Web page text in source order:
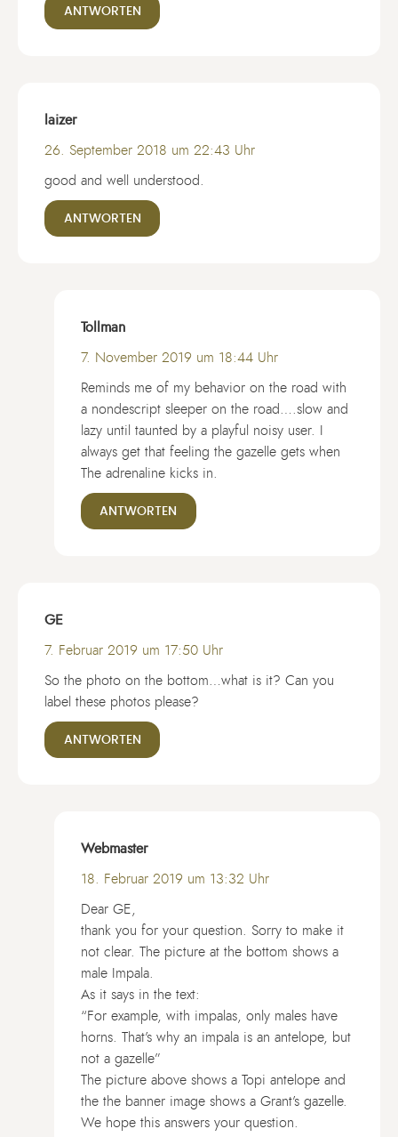
ANTWORTEN
laizer
26. September 2018 um 22:43 Uhr
good and well understood.
ANTWORTEN
Tollman
7. November 2019 um 18:44 Uhr
Reminds me of my behavior on the road with
a nondescript sleeper on the road….slow and
lazy until taunted by a playful noisy user. I
always get that feeling the gazelle gets when
The adrenaline kicks in.
ANTWORTEN
GE
7. Februar 2019 um 17:50 Uhr
So the photo on the bottom…what is it? Can you
label these photos please?
ANTWORTEN
Webmaster
18. Februar 2019 um 13:32 Uhr
Dear GE,
thank you for your question. Sorry to make it
not clear. The picture at the bottom shows a
male Impala.
As it says in the text:
“For example, with impalas, only males have
horns. That’s why an impala is an antelope, but
not a gazelle”
The picture above shows a Topi antelope and
the the banner image shows a Grant’s gazelle.
We hope this answers your question.